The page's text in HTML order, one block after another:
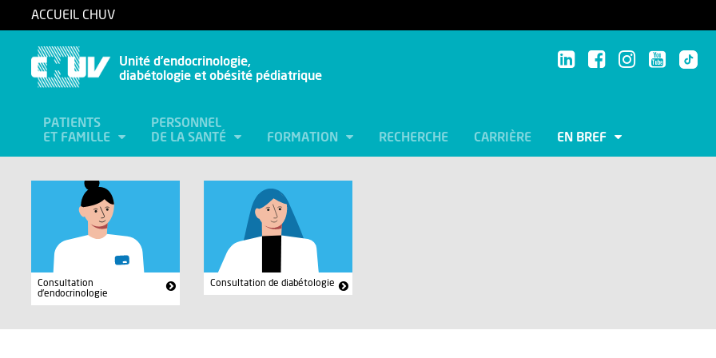
ACCUEIL CHUV
Unité d’endocrinologie,
diabétologie et obésité pédiatrique
PATIENTS
ET FAMILLE
PERSONNEL
DE LA SANTÉ
FORMATION RECHERCHE CARRIÈRE EN BREF
Consultation
d'endocrinologie
Consultation de diabétologie